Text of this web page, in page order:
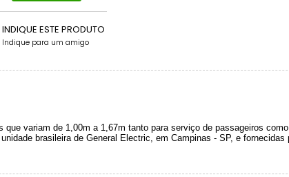
INDIQUE ESTE PRODUTO
Indique para um amigo
variam de 1,00m a 1,67m tanto para serviço de passageiros
brasileira de General Electric, em Campinas - SP, e